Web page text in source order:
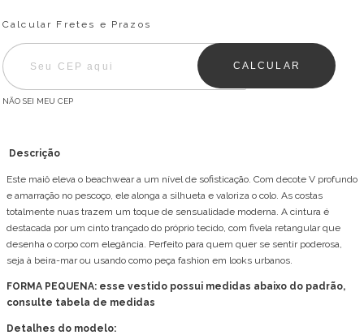
Entregas para o CEP:
Calcular Fretes e Prazos
CALCULAR
NÃO SEI MEU CEP
Descrição
Este maiô eleva o beachwear a um nível de sofisticação. Com decote V profundo
e amarração no pescoço, ele alonga a silhueta e valoriza o colo. As costas
totalmente nuas trazem um toque de sensualidade moderna. A cintura é
destacada por um cinto trançado do próprio tecido, com fivela retangular que
desenha o corpo com elegância. Perfeito para quem quer se sentir poderosa,
seja à beira-mar ou usando como peça fashion em looks urbanos.
FORMA PEQUENA: esse vestido possui medidas abaixo do padrão,
consulte tabela de medidas
Detalhes do modelo: